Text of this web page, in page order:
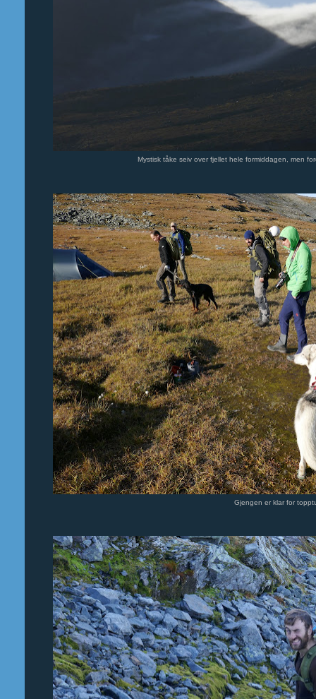
Mystisk tåke seiv over fjellet hele formiddagen, men
Gjengen er klar for